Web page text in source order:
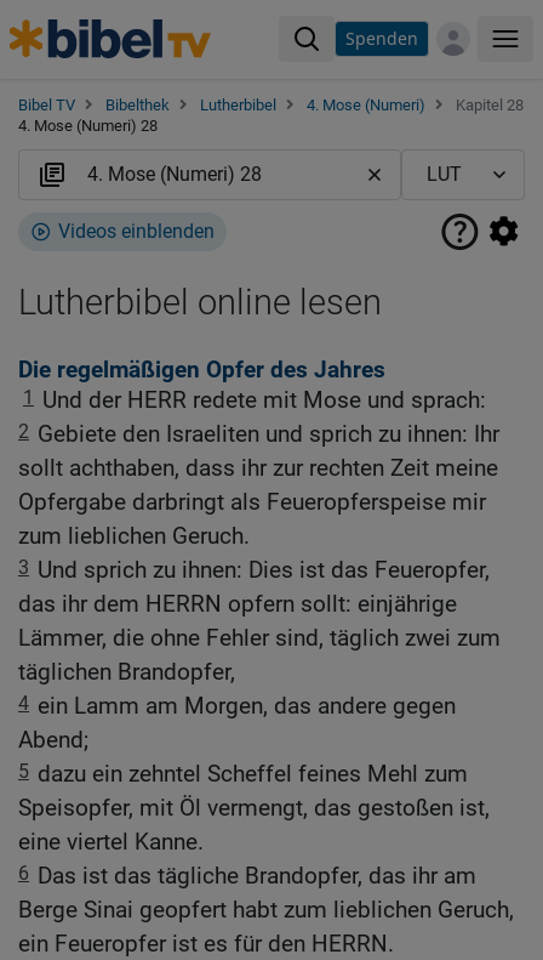
Spenden
Bibel TV Bibelthek Lutherbibel 4. Mose (Numeri)
Kapitel 28
4. Mose (Numeri) 28
Videos einblenden
Lutherbibel online lesen
Die regelmäßigen Opfer des Jahres
1 Und der HERR redete mit Mose und sprach:
2 Gebiete den Israeliten und sprich zu ihnen: Ihr
sollt achthaben, dass ihr zur rechten Zeit meine
Opfergabe darbringt als Feueropferspeise mir
zum lieblichen Geruch.
3 Und sprich zu ihnen: Dies ist das Feueropfer,
das ihr dem HERRN opfern sollt: einjährige
Lämmer, die ohne Fehler sind, täglich zwei zum
täglichen Brandopfer,
4 ein Lamm am Morgen, das andere gegen
Abend;
5 dazu ein zehntel Scheffel feines Mehl zum
Speisopfer, mit Öl vermengt, das gestoßen ist,
eine viertel Kanne.
6 Das ist das tägliche Brandopfer, das ihr am
Berge Sinai geopfert habt zum lieblichen Geruch,
ein Feueropfer ist es für den HERRN.